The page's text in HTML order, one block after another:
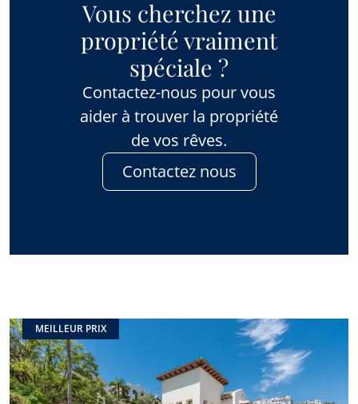
Vous cherchez une
propriété vraiment
spéciale ?
Contactez-nous pour vous
aider à trouver la propriété
de vos rêves.
Contactez nous
MEILLEUR PRIX